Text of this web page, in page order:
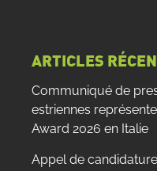
ARTICLES
Communiqué de
estriennes
Award 2026 en Italie
Appel de